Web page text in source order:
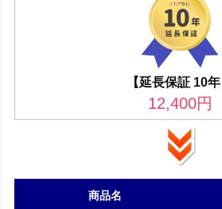
【延長保証 10年
12,400円
商品名